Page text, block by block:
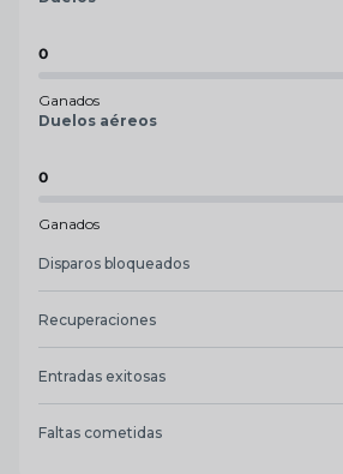
0
Ganados
Duelos aéreos
0
Ganados
Disparos bloqueados
Recuperaciones
Entradas exitosas
Faltas cometidas